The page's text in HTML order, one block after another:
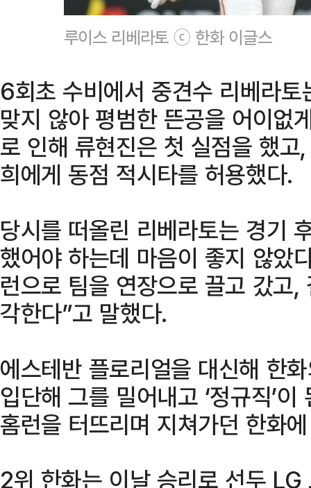
루이스 리베라토 ⓒ 한화 이글스
6회초 수비에서 중견수 리베라
맞지 않아 평범한 뜬공을 어이없
로 인해 류현진은 첫 실점을 했
희에게 동점 적시타를 허용했다.
당시를 떠올린 리베라토는 경기
했어야 하는데 마음이 좋지 않았
런으로 팀을 연장으로 끌고 갔고
각한다”고 말했다.
에스테반 플로리얼을 대신해 한
입단해 그를 밀어내고 ‘정규직’
홈런을 터뜨리며 지쳐가던 한화
2위 한화는 이날 승리로 선두 LG